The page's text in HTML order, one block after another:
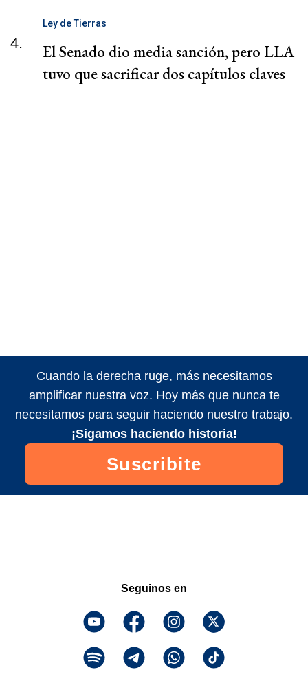
4.
Ley de Tierras
El Senado dio media sanción, pero LLA
tuvo que sacrificar dos capítulos claves
Cuando la derecha ruge, más necesitamos
amplificar nuestra voz. Hoy más que nunca te
necesitamos para seguir haciendo nuestro trabajo.
¡Sigamos haciendo historia!
Suscribite
Seguinos en